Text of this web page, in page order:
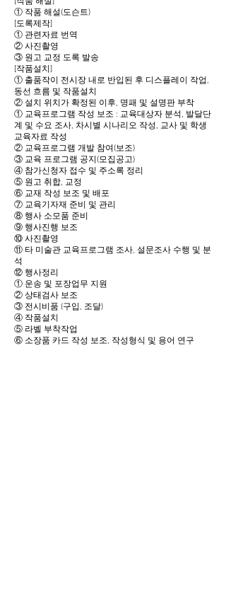
① 작품 해설(도슨트)
[도록제작]
① 관련자료 번역
② 사진촬영
③ 원고 교정 도록 발송
[작품설치]
① 출품작이 전시장 내로 반입된 후 디스플레이 작업,
동선 흐름 및 작품설치
② 설치 위치가 확정된 이후, 명패 및 설명판 부착
① 교육프로그램 작성 보조 : 교육대상자 분석, 발달단
계 및 수요 조사, 차시별 시나리오 작성, 교사 및 학생
교육자료 작성
② 교육프로그램 개발 참여(보조)
③ 교육 프로그램 공지(모집공고)
④ 참가신청자 접수 및 주소록 정리
⑤ 원고 취합, 교정
⑥ 교재 작성 보조 및 배포
⑦ 교육기자재 준비 및 관리
⑧ 행사 소모품 준비
⑨ 행사진행 보조
⑩ 사진촬영
⑪ 타 미술관 교육프로그램 조사, 설문조사 수행 및 분
석
⑫ 행사정리
① 운송 및 포장업무 지원
② 상태검사 보조
③ 전시비품 (구입, 조달)
④ 작품설치
⑤ 라벨 부착작업
⑥ 소장품 카드 작성 보조, 작성형식 및 용어 연구